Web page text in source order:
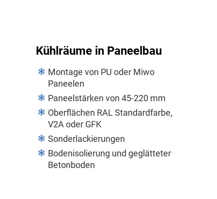
Kühlräume in Paneelbau
Montage von PU oder Miwo
Paneelen
Paneelstärken von 45-220 mm
Oberflächen RAL Standardfarbe,
V2A oder GFK
Sonderlackierungen
Bodenisolierung und geglätteter
Betonboden